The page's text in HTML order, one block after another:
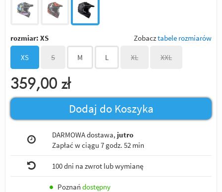
rozmiar: XS Zobacztabele rozmiarów
XS S M L XL XXL
359,00 zł
Dodaj do Koszyka
DARMOWA dostawa, jutro
Zapłać w ciągu7 godz. 52 min
100 dni na zwrot lub wymianę
● Poznań dostępny